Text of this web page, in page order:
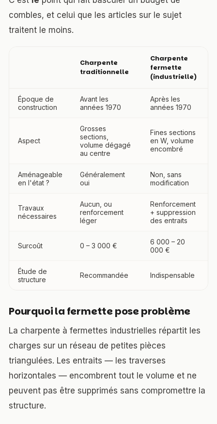
combles, et celui que les articles sur le sujet
traitent le moins.
Charpente
traditionnelle
Charpente
fermette
(industrielle)
Époque de
construction
Avant les
années 1970
Après les
années 1970
Aspect
Grosses
sections,
volume dégagé
au centre
Fines sections
en W, volume
encombré
Aménageable
en l'état ?
Généralement
oui
Non, sans
modification
Travaux
nécessaires
Aucun, ou
renforcement
léger
Renforcement
+ suppression
des entraits
Surcoût 0 – 3 000 €
6 000 – 20
000 €
Étude de
structure
Recommandée Indispensable
Pourquoi la fermette pose problème
La charpente à fermettes industrielles répartit les
charges sur un réseau de petites pièces
triangulées. Les entraits — les traverses
horizontales — encombrent tout le volume et ne
peuvent pas être supprimés sans compromettre la
structure.